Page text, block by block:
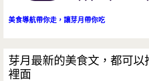
美食導航帶你走，讓芽月帶你吃
芽月最新的美食文，都可以
裡面